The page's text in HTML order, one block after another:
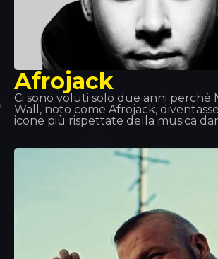
Afrojack
Ci sono voluti solo due anni perché
Wall, noto come Afrojack,
icone più rispettate della musica
platino. Grazie alle sue ammirevoli
stile esplosivo di musica dance, i